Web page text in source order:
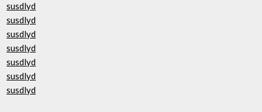
susdlyd
susdlyd
susdlyd
susdlyd
susdlyd
susdlyd
susdlyd